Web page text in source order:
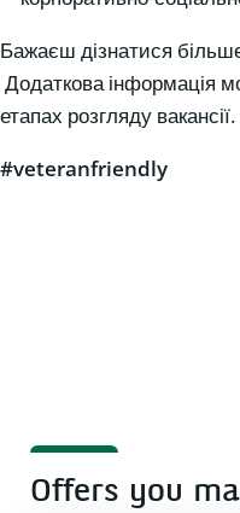
Бажаєш дізнатися
Додаткова інформація
етапах розгляду вакансії.
#veteranfriendly
Offers you